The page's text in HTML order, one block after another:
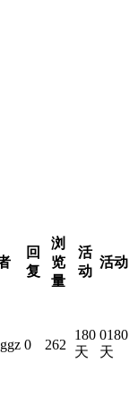
回
复
浏
览
量
活
动
活动
0 262
180
天
0180
天